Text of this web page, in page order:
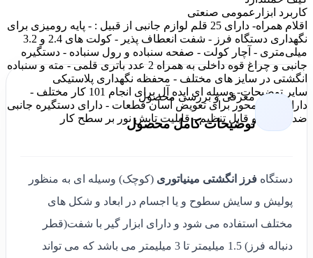
کاربرد ابزار عمومی صنعتی
اقلام همراه
- دارای 25 قلم لوازم جانبی از قبیل : - پایه رومیزی برای
نگهداری دستگاه فرز - شفت انعطاف پذیر - کولت های 2.4 و 3.2
میلی‌متری - آچار کولت - صفحه سنباده و رول سنباده - دستگیره
جانبی و چراغ قوه داخلی به همراه 2 عدد باتری قلمی - مته و سنباده
انگشتی در سایز های مختلف - محفظه نگهداری پلاستیکی
سایر توضیحات
- وسیله ای ایده آل برای انجام 101 کار مختلف -
دارای قفل محور برای تعویض آسان قطعات - دارای دستگیره جانبی
ضد لغزش و قابل تنظیم - قابلیت تابش نور بر سطح کار
معرفی و بررسی محصول
توضیحات کامل محصول
دستگاه فرز انگشتی مینیاتوری (کوچک) وسیله ای به منظور
پولیش و سایش سطوح و یا اجسام در ابعاد و شکل های
مختلف استفاده می شود و دارای ابزار گیر با شفت(قطر
دنباله فرز) 1.5 میلیمتر تا 3 میلیمتر می باشد که می تواند